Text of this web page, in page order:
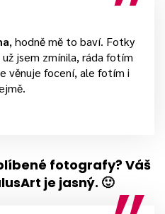
, hodně mě to baví. Fotky
jsem zmínila, ráda fotím
věnuje focení, ale fotím i
fotografy? Váš
je jasný. 🙂